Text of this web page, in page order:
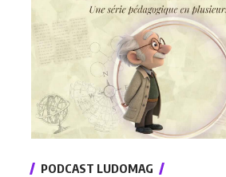
PODCAST LUDOMAG